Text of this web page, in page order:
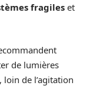
fragiles et
de lumières
, loin de l’agitation